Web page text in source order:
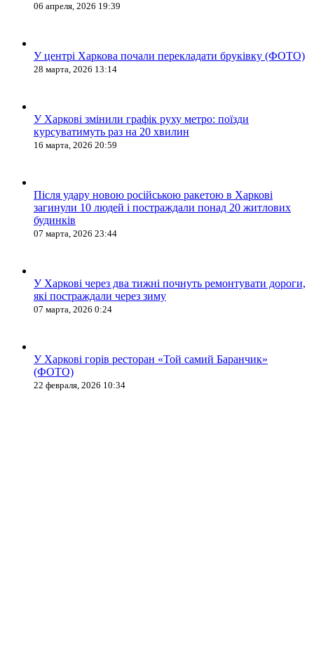
06 апреля, 2026 19:39
У центрі Харкова почали перекладати бруківку (ФОТО)
28 марта, 2026 13:14
У Харкові змінили графік руху метро: поїзди
курсуватимуть раз на 20 хвилин
16 марта, 2026 20:59
Після удару новою російською ракетою в Харкові
загинули 10 людей і постраждали понад 20 житлових
будинків
07 марта, 2026 23:44
У Харкові через два тижні почнуть ремонтувати дороги,
які постраждали через зиму
07 марта, 2026 0:24
У Харкові горів ресторан «Той самий Баранчик»
(ФОТО)
22 февраля, 2026 10:34